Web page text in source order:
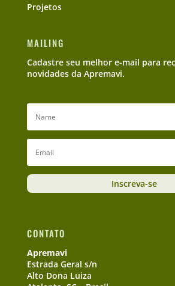
Projetos
MAILING
Cadastre seu melhor e-mail para
novidades da Apremavi.
Inscreva-se
CONTATO
Apremavi
Estrada Geral s/n
Alto Dona Luiza